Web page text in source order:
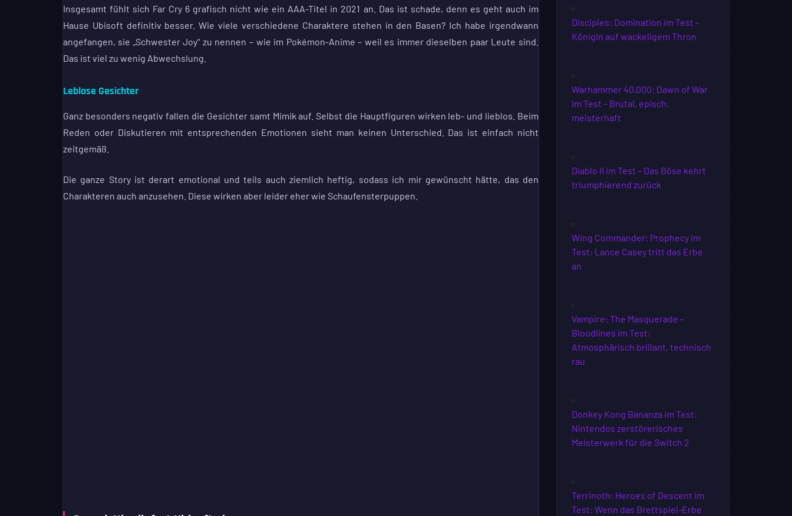
Insgesamt fühlt sich Far Cry 6 grafisch nicht wie ein AAA-Titel in 2021 an. Das ist schade, denn es geht auch im
Hause Ubisoft definitiv besser. Wie viele verschiedene Charaktere stehen in den Basen? Ich habe irgendwann
angefangen, sie „Schwester Joy“ zu nennen – wie im Pokémon-Anime – weil es immer dieselben paar Leute sind.
Das ist viel zu wenig Abwechslung.
Leblose Gesichter
Ganz besonders negativ fallen die Gesichter samt Mimik auf. Selbst die Hauptfiguren wirken leb- und lieblos. Beim
Reden oder Diskutieren mit entsprechenden Emotionen sieht man keinen Unterschied. Das ist einfach nicht
zeitgemäß.
Die ganze Story ist derart emotional und teils auch ziemlich heftig, sodass ich mir gewünscht hätte, das den
Charakteren auch anzusehen. Diese wirken aber leider eher wie Schaufensterpuppen.
Disciples: Domination im Test –
Königin auf wackeligem Thron
Warhammer 40,000: Dawn of War
im Test – Brutal, episch,
meisterhaft
Diablo II im Test – Das Böse kehrt
triumphierend zurück
Wing Commander: Prophecy im
Test: Lance Casey tritt das Erbe
an
Vampire: The Masquerade –
Bloodlines im Test:
Atmosphärisch brillant, technisch
rau
Donkey Kong Bananza im Test:
Nintendos zerstörerisches
Meisterwerk für die Switch 2
Terrinoth: Heroes of Descent im
Test: Wenn das Brettspiel-Erbe